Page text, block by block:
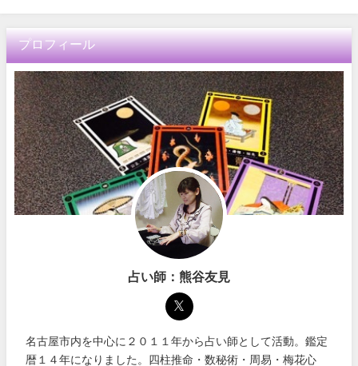
プロフィール
占い師：熊谷友見
名古屋市内を中心に２０１１年から占い師として活動。鑑定
暦１４年になりました。四柱推命・数秘術・周易・梅花心